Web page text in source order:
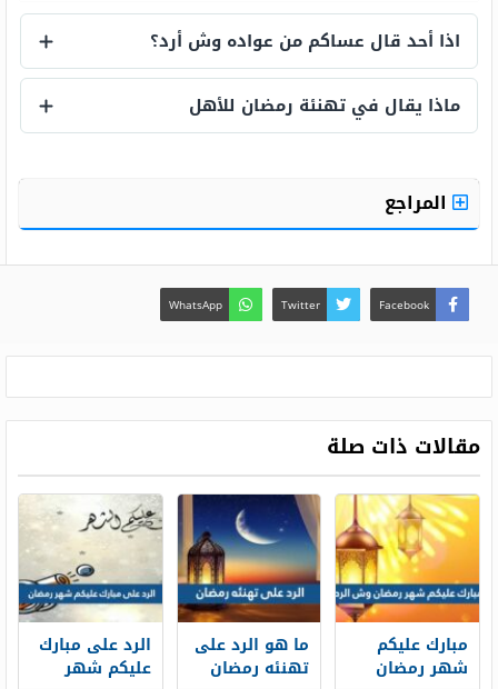
اذا أحد قال عساكم من عواده وش أرد؟
اذا أحد قال عساكم من عواده وش أرد؟
ماذا يقال في تهنئة رمضان للأهل
المراجع
Facebook
Twitter
WhatsApp
مقالات ذات صلة
مبارك عليكم
شهر رمضان
ما هو الرد على
تهنئه رمضان
الرد على مبارك
عليكم شهر